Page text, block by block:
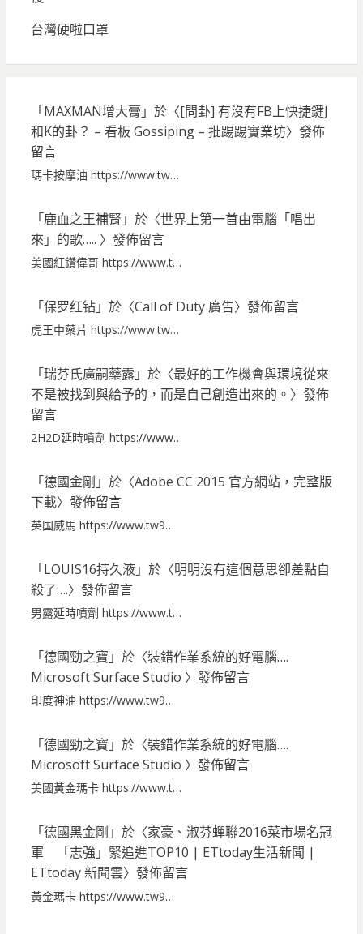
台灣硬啦口罩
「MAXMAN增大膏 」於〈[問卦] 有沒有FB上快捷鍵J
和K的卦？ – 看板 Gossiping – 批踢踢實業坊〉發佈
留言
瑪卡按摩油 https://www.tw…
「鹿血之王補腎 」於〈世界上第一首由電腦「唱出
來」的歌….. 〉發佈留言
美國紅鑽偉哥 https://www.t…
「保罗红钻」於〈Call of Duty 廣告〉發佈留言
虎王中藥片 https://www.tw…
「瑞芬氏廣嗣藥露」於〈最好的工作機會與環境從來
不是被找到與給予的，而是自己創造出來的。 〉發佈
留言
2H2D延時噴劑 https://www…
「德國金剛 」於〈Adobe CC 2015 官方網站，完整版
下載〉發佈留言
英国威馬 https://www.tw9…
「LOUIS16持久液」於〈明明沒有這個意思卻差點自
殺了….〉發佈留言
男露延時噴劑 https://www.t…
「德國勁之寶 」於〈裝錯作業系統的好電腦….
Microsoft Surface Studio 〉發佈留言
印度神油 https://www.tw9…
「德國勁之寶 」於〈裝錯作業系統的好電腦….
Microsoft Surface Studio 〉發佈留言
美國黃金瑪卡 https://www.t…
「德國黑金剛 」於〈家豪、淑芬蟬聯2016菜市場名冠
軍 「志強」緊追進TOP10 | ETtoday生活新聞 |
ETtoday 新聞雲〉發佈留言
黃金瑪卡 https://www.tw9…